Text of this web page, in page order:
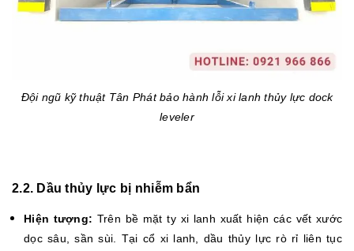
Đội ngũ kỹ thuật Tân Phát bảo hành lỗi xi lanh thủy lực dock
leveler
2.2. Dầu thủy lực bị nhiễm bẩn
Hiện tượng: Trên bề mặt ty xi lanh xuất hiện các vết xước
dọc sâu, sần sùi. Tại cổ xi lanh, dầu thủy lực rò rỉ liên tục